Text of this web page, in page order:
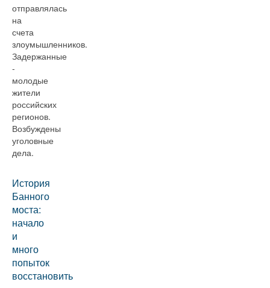
отправлялась
на
счета
злоумышленников.
Задержанные
-
молодые
жители
российских
регионов.
Возбуждены
уголовные
дела.
История
Банного
моста:
начало
и
много
попыток
восстановить